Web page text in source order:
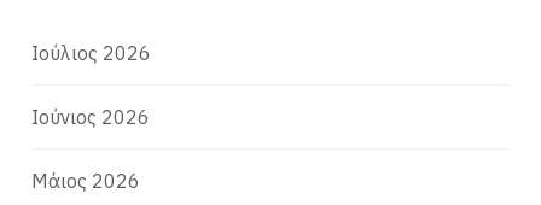
Ιούλιος 2026
Ιούνιος 2026
Μάιος 2026